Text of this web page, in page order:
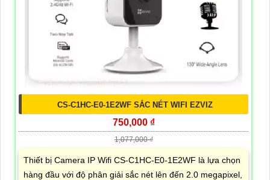
CS-C1HC-E0-1E2WF SẮC NÉT WIFI EZVIZ
750,000 ₫
1,077,000 ₫
Thiết bị Camera IP Wifi CS-C1HC-E0-1E2WF là lựa chọn
hàng đầu với độ phân giải sắc nét lên đến 2.0 megapixel,